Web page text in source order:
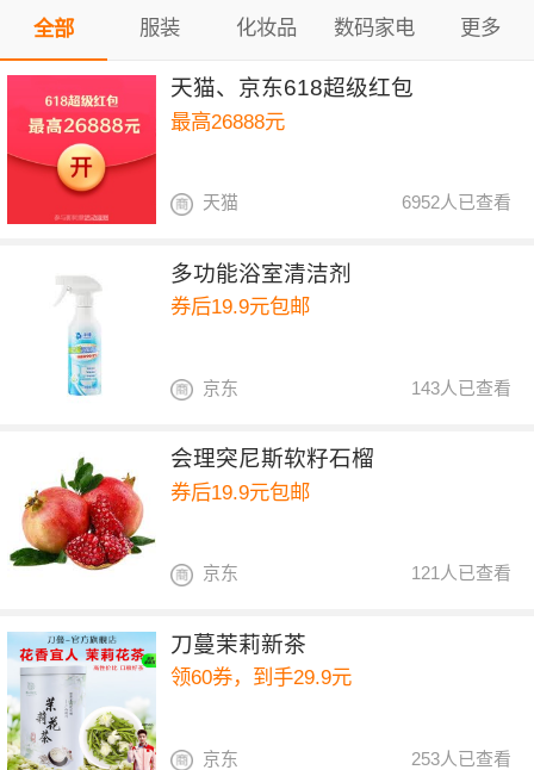
全部 服装 化妆品 数码家电 更多
天猫、京东618超级红包
最高26888元
6952人已查看
天猫
多功能浴室清洁剂
券后19.9元包邮
143人已查看
京东
会理突尼斯软籽石榴
券后19.9元包邮
121人已查看
京东
刀蔓茉莉新茶
领60券，到手29.9元
253人已查看
京东